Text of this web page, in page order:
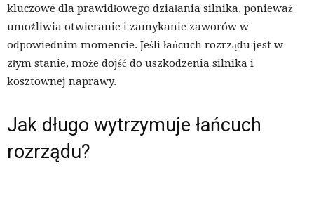
kluczowe dla prawidłowego działania silnika, ponieważ
umożliwia otwieranie i zamykanie zaworów w
odpowiednim momencie. Jeśli łańcuch rozrządu jest w
złym stanie, może dojść do uszkodzenia silnika i
kosztownej naprawy.
Jak długo wytrzymuje łańcuch
rozrządu?